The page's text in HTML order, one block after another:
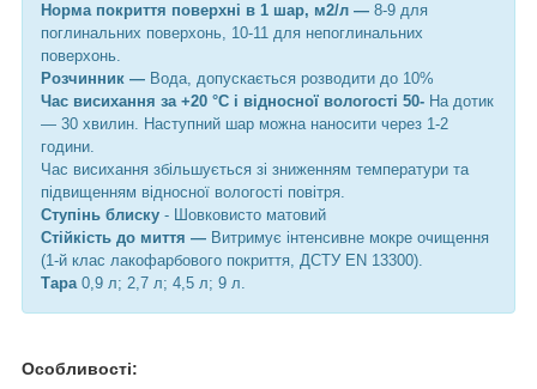
Норма покриття поверхні в 1 шар, м2/л — 8-9 для
поглинальних поверхонь, 10-11 для непоглинальних
поверхонь.
Розчинник — Вода, допускається розводити до 10%
Час висихання за +20 °C і відносної вологості 50- На дотик
— 30 хвилин. Наступний шар можна наносити через 1-2
години.
Час висихання збільшується зі зниженням температури та
підвищенням відносної вологості повітря.
Ступінь блиску - Шовковисто матовий
Стійкість до миття — Витримує інтенсивне мокре очищення
(1-й клас лакофарбового покриття, ДСТУ EN 13300).
Тара 0,9 л; 2,7 л; 4,5 л; 9 л.
Особливості: